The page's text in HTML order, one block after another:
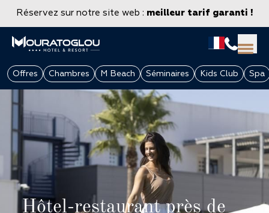
Réservez sur notre site web : meilleur tarif garanti !
Offres Chambres M Beach Séminaires Kids Club Spa
Hôtel-restaurant près de